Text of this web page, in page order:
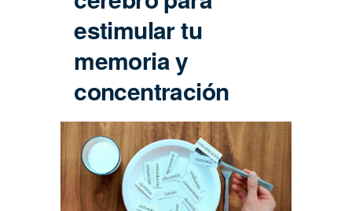
estimular tu
memoria y
concentración